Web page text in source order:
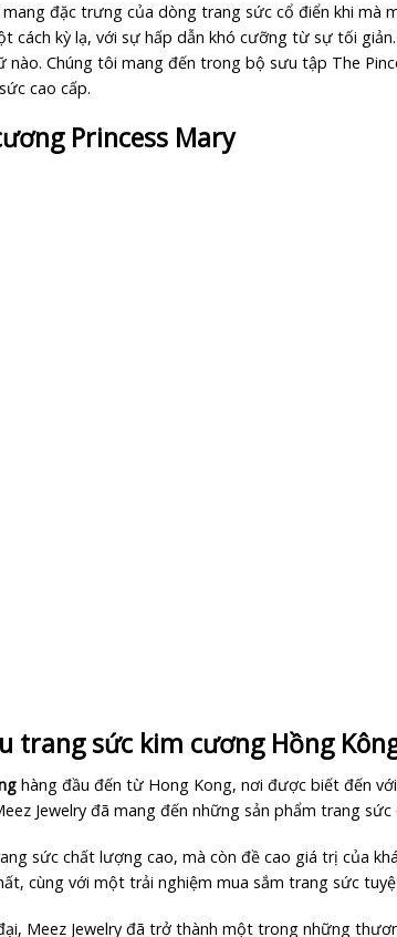
đặc trưng của dòng trang sức cổ điển khi
cách kỳ lạ, với sự hấp dẫn khó cưỡng từ sự tối
Chúng tôi mang đến trong bộ sưu tập The
cao cấp.
Princess Mary
trang sức kim cương Hồng
hàng đầu đến từ Hong Kong, nơi được biết đến
Jewelry đã mang đến những sản phẩm trang
sức chất lượng cao, mà còn đề cao giá trị của
cùng với một trải nghiệm mua sắm trang sức
Meez Jewelry đã trở thành một trong những